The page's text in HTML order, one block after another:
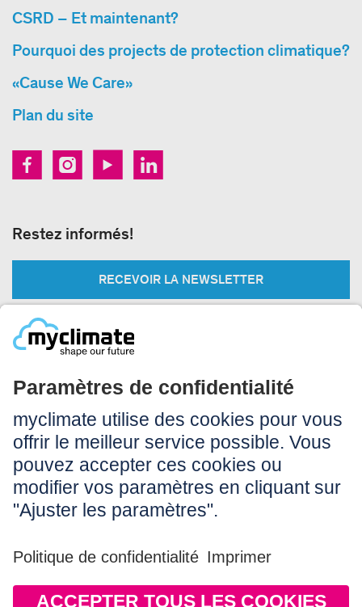
CSRD – Et maintenant?
Pourquoi des projects de protection climatique?
«Cause We Care»
Plan du site
Restez informés!
RECEVOIR LA NEWSLETTER
Impressum
Conditions d’utilisation
CGV
Protection des données